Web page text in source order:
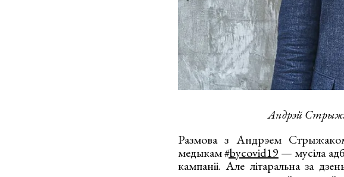
Андрэй
Размова з Андрэем
медыкам#bycovid19 — мусіла
кампаніі. Але літаральна за